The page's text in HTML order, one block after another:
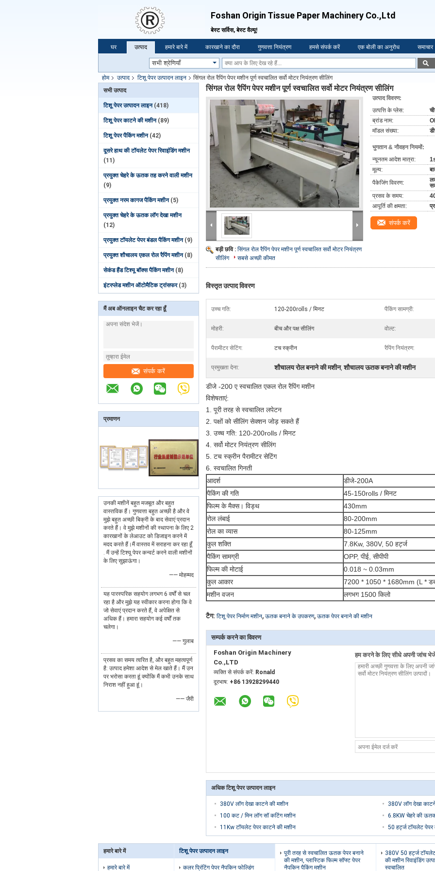
Foshan Origin Tissue Paper Machinery Co.,Ltd
बेस्ट सर्विस, बेस्ट वैल्यू!
घर उत्पाद हमारे बारे में कारखाने का दौरा गुणवत्ता नियंत्रण हमसे संपर्क करें एक बोली का अनुरोध समाचार
होम उत्पाद टिशू पेपर उत्पादन लाइन
सिंगल रोल रैपिंग पेपर मशीन पूर्ण स्वचालित सर्वो मोटर नियंत्रण सीलिंग
सभी उत्पाद
टिशू पेपर उत्पादन लाइन (418)
टिशू पेपर काटने की मशीन (89)
टिशू पेपर पैकिंग मशीन (42)
दूसरे हाथ की टॉयलेट पेपर रिवाइंडिंग मशीन
(11)
प्रयुक्त चेहरे के ऊतक तह करने वाली मशीन
(9)
प्रयुक्त नरम कागज पैकिंग मशीन (5)
प्रयुक्त चेहरे के ऊतक लॉग देखा मशीन
(12)
प्रयुक्त टॉयलेट पेपर बंडल पैकिंग मशीन (9)
प्रयुक्त शौचालय एकल रोल रैपिंग मशीन (8)
सेकंड हैंड टिश्यू बॉक्स पैकिंग मशीन (8)
इंटरप्लेड मशीन ऑटोमैटिक ट्रांसफर (3)
मैं अब ऑनलाइन चैट कर रहा हूँ
संपर्क करें
प्रमाणन
उनकी मशीनें बहुत मजबूत और बहुत
वास्तविक हैं। गुणवत्ता बहुत अच्छी है और वे
मुझे बहुत अच्छी बिक्री के बाद सेवाएं प्रदान
करते हैं। वे मुझे मशीनों की स्थापना के लिए 2
कारखानों के लेआउट को डिजाइन करने में
मदद करते हैं।मैं वास्तव में सराहना कर रहा हूँ
. मैं उन्हें टिश्यू पेपर कन्वर्ट करने वाली मशीनों
के लिए सुझाऊंगा।
—— मोहम्मद
यह पारस्परिक सहयोग लगभग 6 वर्षों से चल
रहा है और मुझे यह स्वीकार करना होगा कि वे
जो सेवाएं प्रदान करते हैं, वे अपेक्षित से
अधिक हैं। हमारा सहयोग कई वर्षों तक
चलेगा।
—— गुलाब
प्रसव का समय त्वरित है, और बहुत महत्वपूर्ण
है: उत्पाद हमेशा आदेश से मेल खाते हैं। मैं उन
पर भरोसा करता हूं क्योंकि मैं कभी उनके साथ
निराश नहीं हुआ हूं।
—— जैरी
सिंगल रोल रैपिंग पेपर मशीन पूर्ण स्वचालित सर्वो मोटर नियंत्रण सीलिंग
बड़ी छवि : सिंगल रोल रैपिंग पेपर मशीन पूर्ण स्वचालित सर्वो मोटर नियंत्रण
सीलिंग
सबसे अच्छी कीमत
उत्पाद विवरण:
उत्पत्ति के प्लेस:
ब्रांड नाम:
मॉडल संख्या:
भुगतान & नौवहन नियमों:
न्यूनतम आदेश मात्रा:
मूल्य:
पैकेजिंग विवरण:
प्रसव के समय:
आपूर्ति की क्षमता:
संपर्क करें
विस्तृत उत्पाद विवरण
उच्च गति: 120-200rolls / मिनट पैकिंग सामग्री:
मोहरी: बीच और पक्ष सीलिंग वोल्ट:
पैरामीटर सेटिंग: टच स्क्रीन रैपिंग नियंत्रण:
प्रमुखता देना: शौचालय रोल बनाने की मशीन,शौचालय ऊतक बनाने की मशीन
डीजे -200 ए स्वचालित एकल रोल रैपिंग मशीन
विशेषताएं:
1. पूरी तरह से स्वचालित लपेटन
2. पक्षों को सीलिंग सेक्शन जोड़ सकते हैं
3. उच्च गति: 120-200rolls / मिनट
4. सर्वो मोटर नियंत्रण सीलिंग
5. टच स्क्रीन पैरामीटर सेटिंग
6. स्वचालित गिनती
आदर्श
डीजे-200A
पैकिंग की गति
45-150rolls / मिनट
फिल्म के मैक्स। विड्थ
430mm
रोल लंबाई
80-200mm
रोल का व्यास
80-125mm
कुल शक्ति
7.8Kw, 380V, 50 हर्ट्ज
पैकिंग सामग्री
OPP, पीई, सीपीपी
फिल्म की मोटाई
0.018 ~ 0.03mm
कुल आकार
7200 * 1050 * 1680mm (L *
मशीन वजन
लगभग 1500 किलो
टैग: टिशू पेपर निर्माण मशीन, ऊतक बनाने के उपकरण, ऊतक पेपर बनाने की मशीन
सम्पर्क करने का विवरण
Foshan Origin Machinery
Co.,LTD
व्यक्ति से संपर्क करें: Ronald
दूरभाष: +86 13928299440
हम करने के लिए सीधे अपनी जांच
अधिक टिशू पेपर उत्पादन लाइन
380V लॉग देखा काटने की मशीन
380V लॉग देखा काटने
100 कट / मिन लॉग सॉ कटिंग मशीन
6.8KW चेहरे की ऊतक
11Kw टॉयलेट पेपर काटने की मशीन
50 हर्ट्ज टॉयलेट पेपर
हमारे बारे में
हमारे बारे में
टिशू पेपर उत्पादन लाइन
कलर प्रिंटिंग पेपर नैपकिन फोल्डिंग
पूरी तरह से स्वचालित ऊतक पेपर बनाने
की मशीन, प्लास्टिक फिल्म सॉफ्ट पेपर
नैपकिन पैकिंग मशीन
380V 50 हर्ट्ज टॉयलेट
की मशीन रिवाइंडिंग
स्वचालित